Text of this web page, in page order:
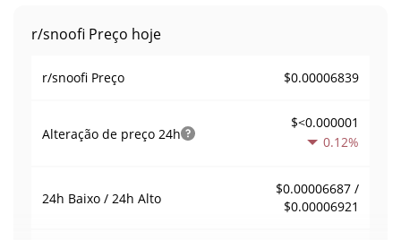
r/snoofi Preço hoje
r/snoofi Preço $0.00006839
Alteração de preço 24h
$<0.000001
0.12%
24h Baixo / 24h Alto
$0.00006687 /
$0.00006921